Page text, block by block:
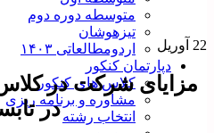
متوسطه دوره دوم
تیزهوشان
اردومطالعاتی ۱۴۰۳
دپارتمان کنکور
کلاس های کنکور
مشاوره و برنامه ریزی
انتخاب رشته
22 آوریل
مزایای شرکت در
در